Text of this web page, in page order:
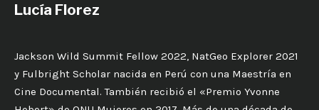
Lucía Florez
Jackson Wild Summit Fellow 2022, NatGeo Explorer 2021
y Fulbright Scholar nacida en Perú con una Maestría en
Cine Documental. También recibió el «Premio Yvonne